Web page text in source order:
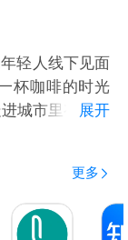
轻人线下见面
杯咖啡的时光
城市里有温度
展开
更多